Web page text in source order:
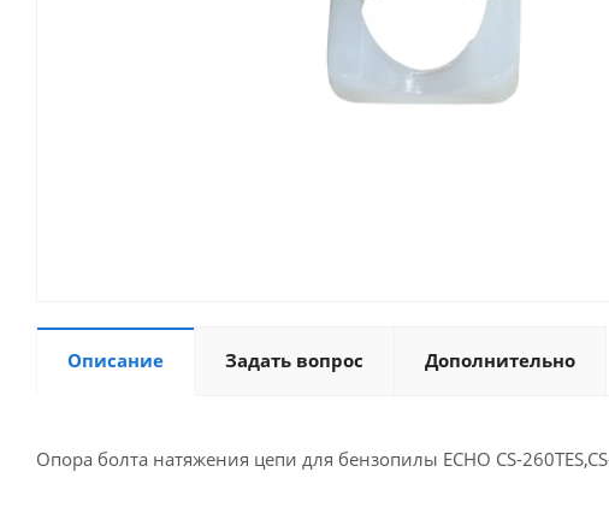
Описание Задать вопрос Дополнительно
Опора болта натяжения цепи для бензопилы ECHO CS-